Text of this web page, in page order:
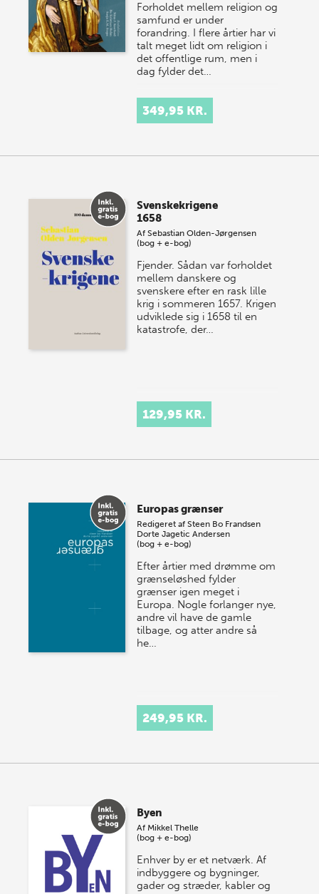
Forholdet mellem religion og
samfund er under
forandring. I flere årtier har vi
talt meget lidt om religion i
det offentlige rum, men i
dag fylder det…
349,95 KR.
Svenskekrigene
1658
AfSebastian Olden-Jørgensen
(bog + e-bog)
Fjender. Sådan var forholdet
mellem danskere og
svenskere efter en rask lille
krig i sommeren 1657. Krigen
udviklede sig i 1658 til en
katastrofe, der…
129,95 KR.
Europas grænser
Redigeret afSteen Bo Frandsen
Dorte Jagetic Andersen
(bog + e-bog)
Efter årtier med drømme om
grænseløshed fylder
grænser igen meget i
Europa. Nogle forlanger nye,
andre vil have de gamle
tilbage, og atter andre så
he…
249,95 KR.
Byen
Af Mikkel Thelle
(bog + e-bog)
Enhver by er et netværk. Af
indbyggere og bygninger,
gader og stræder, kabler og